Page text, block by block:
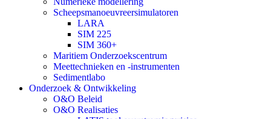
Scheepsmanoeuvreersimulatoren
LARA
SIM 225
SIM 360+
Maritiem Onderzoekscentrum
Meettechnieken en -instrumenten
Sedimentlabo
Onderzoek & Ontwikkeling
O&O Beleid
O&O Realisaties